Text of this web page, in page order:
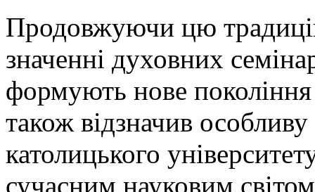
Продовжуючи цю
значенні духовних
формують нове покоління
також відзначив
католицького
сучасним науковим